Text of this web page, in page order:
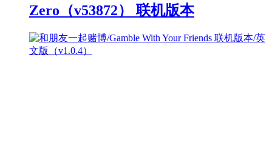
Zero（v53872） 联机版本